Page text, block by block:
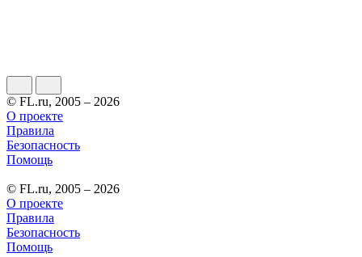
© FL.ru, 2005 – 2026
О проекте
Правила
Безопасность
Помощь
© FL.ru, 2005 – 2026
О проекте
Правила
Безопасность
Помощь